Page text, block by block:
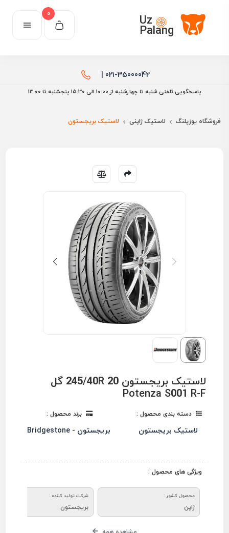
Uz
Palang
0
021-35000042 |
پاسخگویی تلفنی شنبه تا چهارشنبه از 10:00 الی ۱۵:30 پنجشنبه تا 13:00
فروشگاه یوزپلنگ لاستیک ژاپنی لاستیک بریجستون
لاستیک بریجستون 245/40R 20 گل
Potenza S001 R-F
دسته بندی محصول :
لاستیک بریجستون
برند محصول :
بریجستون - Bridgestone
ویژگی های محصول :
محصول کشور :
ژاپن
شرکت تولید کننده :
بریجستون